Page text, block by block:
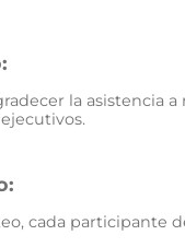
la asistencia
cada participante